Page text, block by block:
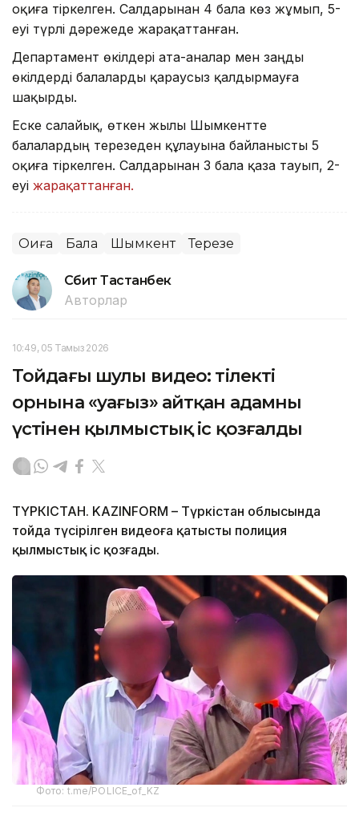
оқиға тіркелген. Салдарынан 4 бала көз жұмып, 5-
еуі түрлі дәрежеде жарақаттанған.
Департамент өкілдері ата-аналар мен заңды
өкілдерді балаларды қараусыз қалдырмауға
шақырды.
Еске салайық, өткен жылы Шымкентте
балалардың терезеден құлауына байланысты 5
оқиға тіркелген. Салдарынан 3 бала қаза тауып, 2-
еуі жарақаттанған.
Оқиға Бала Шымкент Терезе
Сәбит Тастанбек
Авторлар
10:49, 05 Тамыз 2026
Тойдағы шулы видео: тілектің
орнына «уағыз» айтқан адамның
үстінен қылмыстық іс қозғалды
ТҮРКІСТАН. KAZINFORM – Түркістан облысында
тойда түсірілген видеоға қатысты полиция
қылмыстық іс қозғады.
Фото: t.me/POLICE_of_KZ